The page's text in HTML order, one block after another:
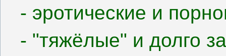
- эротические и
- "тяжёлые" и долго